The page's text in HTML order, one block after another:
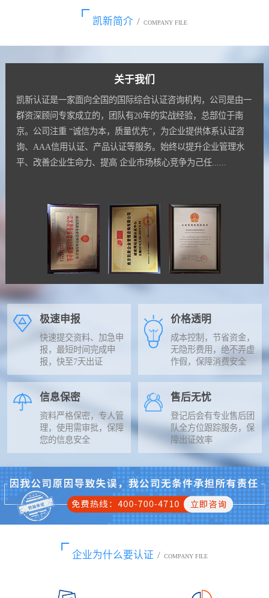
凯新简介 / COMPANY FILE
关于我们
凯新认证是一家面向全国的国际综合认证咨询机构，公司是由一
群资深顾问专家成立的，团队有20年的实战经验，总部位于南
京。公司注重 “诚信为本，质量优先”，为企业提供体系认证咨
询、AAA信用认证、产品认证等服务。始终以提升企业管理水
平、改善企业生命力、提高 企业市场核心竞争为己任......
极速申报
快速提交资料、加急申
报，最短时间完成申
报，快至7天出证
价格透明
成本控制，节省资金，
无隐形费用，绝不弄虚
作假，保障消费安全
信息保密
资料严格保密，专人管
理，使用需审批，保障
您的信息安全
售后无忧
登记后会有专业售后团
队全方位跟踪服务，保
障出证效率
企业为什么要认证 / COMPANY FILE